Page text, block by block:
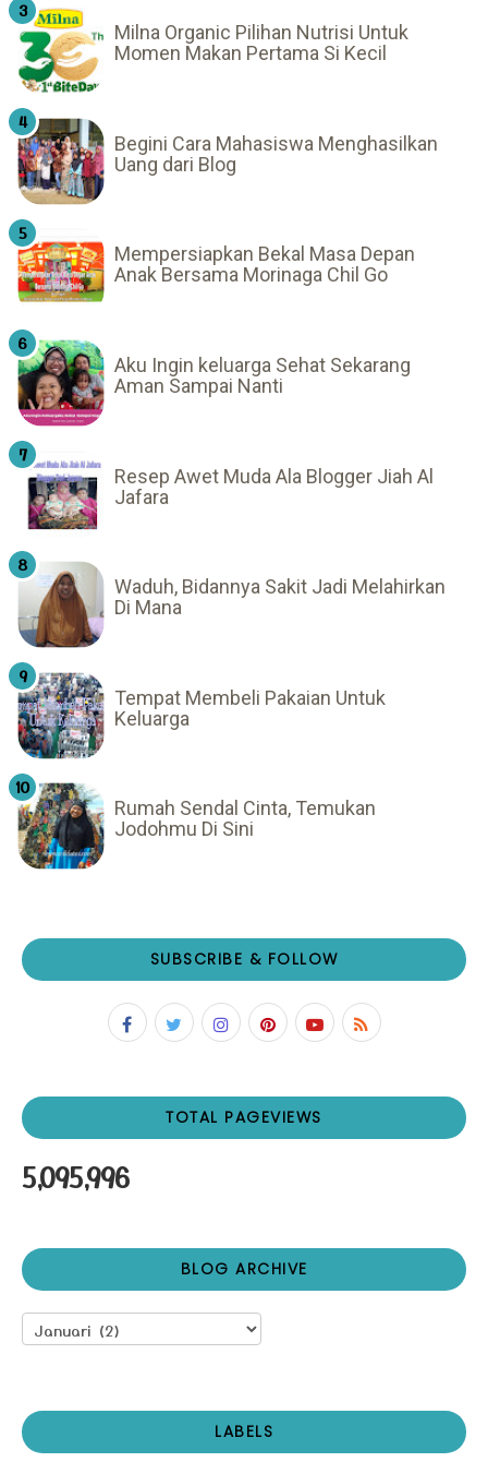
Milna Organic Pilihan Nutrisi Untuk
Momen Makan Pertama Si Kecil
Begini Cara Mahasiswa Menghasilkan
Uang dari Blog
Mempersiapkan Bekal Masa Depan
Anak Bersama Morinaga Chil Go
Aku Ingin keluarga Sehat Sekarang
Aman Sampai Nanti
Resep Awet Muda Ala Blogger Jiah Al
Jafara
Waduh, Bidannya Sakit Jadi Melahirkan
Di Mana
Tempat Membeli Pakaian Untuk
Keluarga
Rumah Sendal Cinta, Temukan
Jodohmu Di Sini
SUBSCRIBE & FOLLOW
TOTAL PAGEVIEWS
5,095,996
BLOG ARCHIVE
LABELS